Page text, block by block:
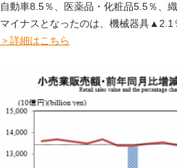
自動車8.5％、医薬品・化粧品5.5％、
マイナスとなったのは、機械器具
＞詳細はこちら